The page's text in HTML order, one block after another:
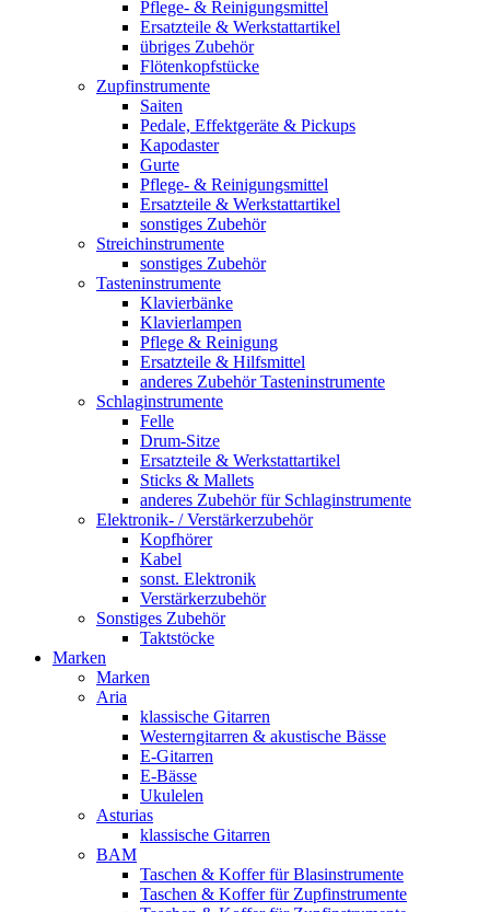
Pflege- & Reinigungsmittel
Ersatzteile & Werkstattartikel
übriges Zubehör
Flötenkopfstücke
Zupfinstrumente
Saiten
Pedale, Effektgeräte & Pickups
Kapodaster
Gurte
Pflege- & Reinigungsmittel
Ersatzteile & Werkstattartikel
sonstiges Zubehör
Streichinstrumente
sonstiges Zubehör
Tasteninstrumente
Klavierbänke
Klavierlampen
Pflege & Reinigung
Ersatzteile & Hilfsmittel
anderes Zubehör Tasteninstrumente
Schlaginstrumente
Felle
Drum-Sitze
Ersatzteile & Werkstattartikel
Sticks & Mallets
anderes Zubehör für Schlaginstrumente
Elektronik- / Verstärkerzubehör
Kopfhörer
Kabel
sonst. Elektronik
Verstärkerzubehör
Sonstiges Zubehör
Taktstöcke
Marken
Marken
Aria
klassische Gitarren
Westerngitarren & akustische Bässe
E-Gitarren
E-Bässe
Ukulelen
Asturias
klassische Gitarren
BAM
Taschen & Koffer für Blasinstrumente
Taschen & Koffer für Zupfinstrumente